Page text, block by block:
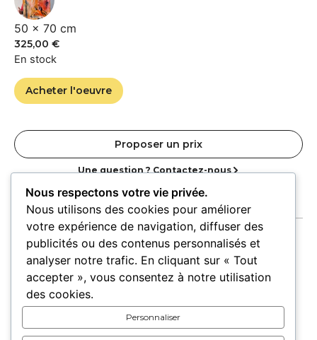
50 × 70 cm
325,00 €
En stock
Acheter l'oeuvre
Proposer un prix
Une question ? Contactez-nous
Accueil Oeuvres Artistes Lieux
Expositions
Pour les lieux Pour les artistes
Nous respectons votre vie privée.
Nous utilisons des cookies pour améliorer
votre expérience de navigation, diffuser des
publicités ou des contenus personnalisés et
analyser notre trafic. En cliquant sur « Tout
accepter », vous consentez à notre utilisation
des cookies.
Personnaliser